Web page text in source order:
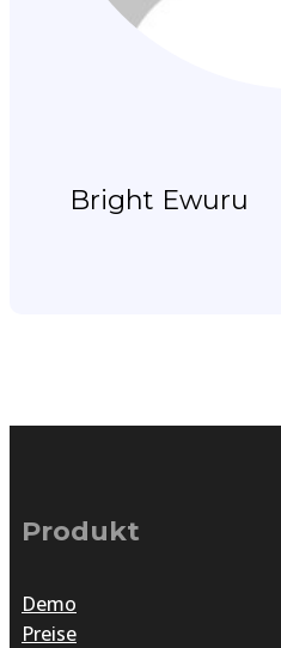
Bright Ewuru
Produkt
Demo
Preise